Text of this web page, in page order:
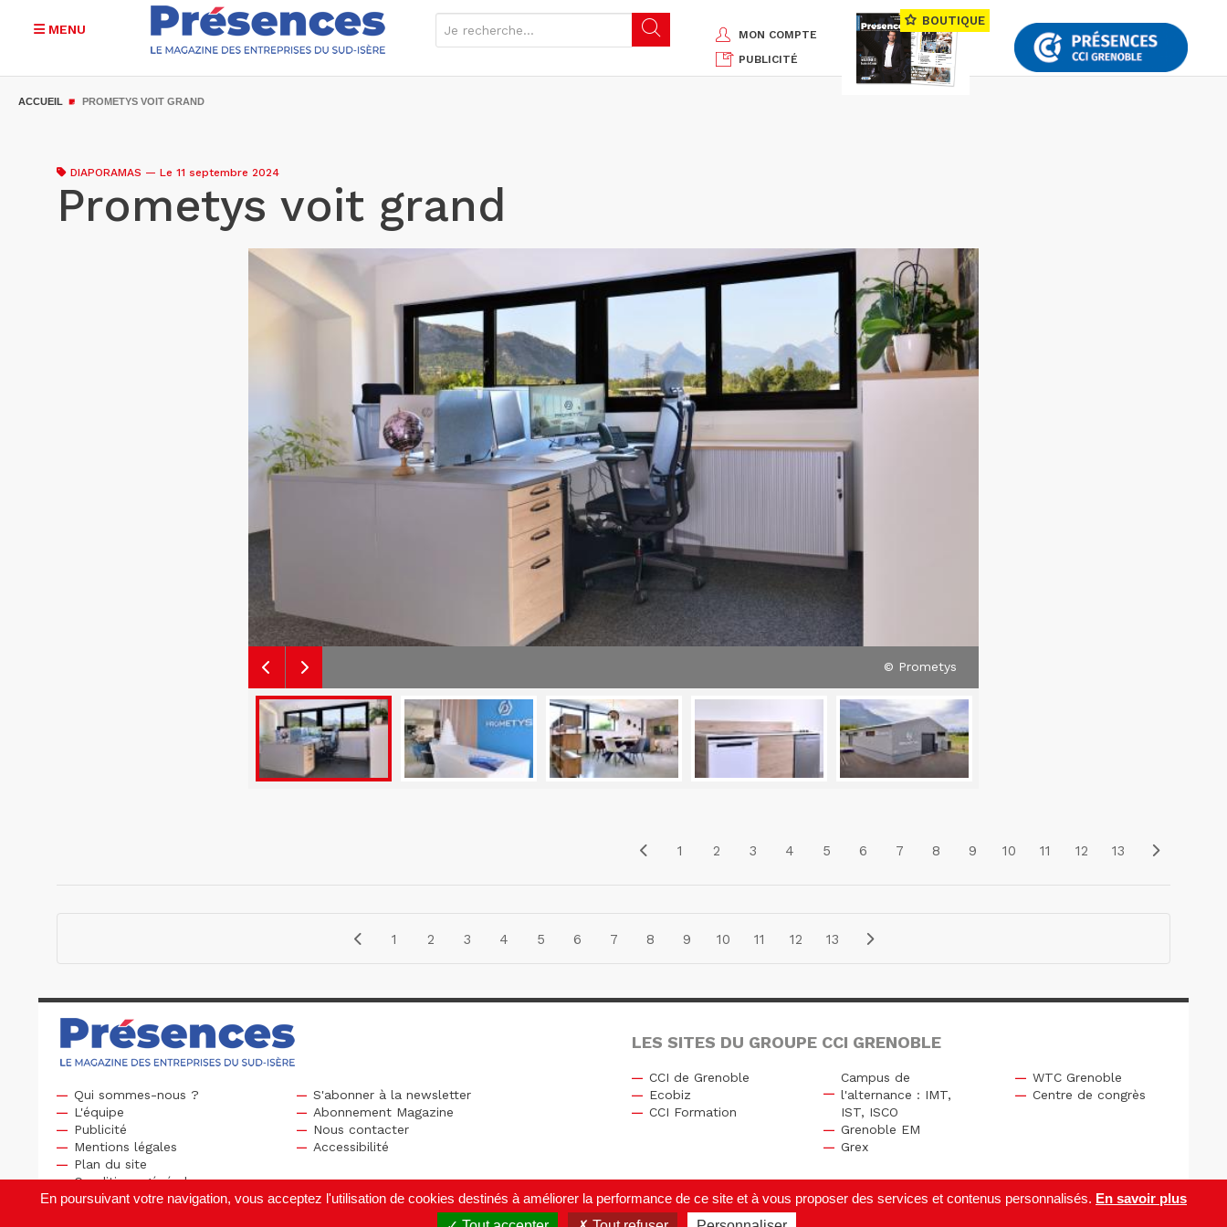
MENU
MON COMPTE
PUBLICITÉ
BOUTIQUE
ACCUEIL PROMETYS VOIT GRAND
DIAPORAMAS — Le 11 septembre 2024
Prometys voit grand
© Prometys
1 2 3 4 5 6 7 8 9 10 11 12 13
1 2 3 4 5 6 7 8 9 10 11 12 13
Qui sommes-nous ?
L'équipe
Publicité
S'abonner à la newsletter
Abonnement Magazine
Nous contacter
Mentions légales
Plan du site
Conditions générales
Accessibilité
LES SITES DU GROUPE CCI GRENOBLE
CCI de Grenoble
Ecobiz
CCI Formation
Campus de
l'alternance : IMT,
IST, ISCO
Grenoble EM
Grex
WTC Grenoble
Centre de congrès
En poursuivant votre navigation, vous acceptez l'utilisation de cookies destinés à améliorer la performance de ce site et à vous proposer des services et contenus personnalisés. En savoir plus